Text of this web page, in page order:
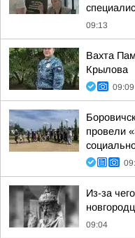
09:13
Вахта
Крылова
09:09
провели
Из-за
09:04